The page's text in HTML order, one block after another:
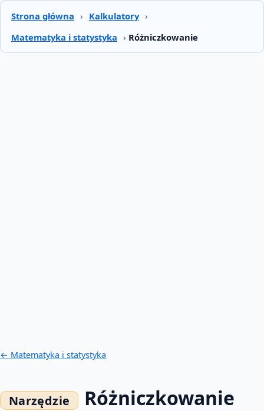
Strona główna › Kalkulatory ›
Matematyka i statystyka › Różniczkowanie
← Matematyka i statystyka
Różniczkowanie